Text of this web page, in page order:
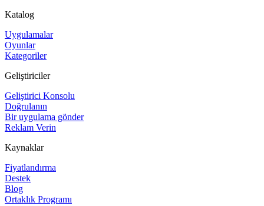
Katalog
Uygulamalar
Oyunlar
Kategoriler
Geliştiriciler
Geliştirici Konsolu
Doğrulanın
Bir uygulama gönder
Reklam Verin
Kaynaklar
Fiyatlandırma
Destek
Blog
Ortaklık Programı